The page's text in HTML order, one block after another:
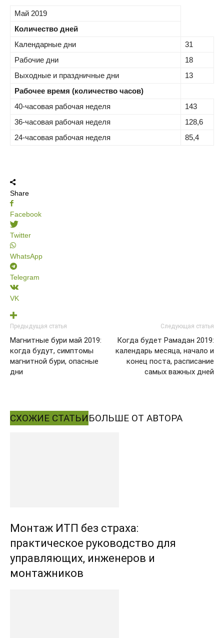
Май 2019
Количество дней
Календарные дни
31
Рабочие дни
18
Выходные и праздничные дни
13
Рабочее время (количество часов)
40-часовая рабочая неделя
143
36-часовая рабочая неделя
128,6
24-часовая рабочая неделя
85,4
Share
Facebook
Twitter
WhatsApp
Telegram
VK
Предыдущая статья
Магнитные бури май 2019:
когда будут, симптомы
магнитной бури, опасные
дни
Следующая статья
Когда будет Рамадан 2019:
календарь месяца, начало и
конец поста, расписание
самых важных дней
СХОЖИЕ СТАТЬИБОЛЬШЕ ОТ АВТОРА
Монтаж ИТП без страха:
практическое руководство для
управляющих, инженеров и
монтажников